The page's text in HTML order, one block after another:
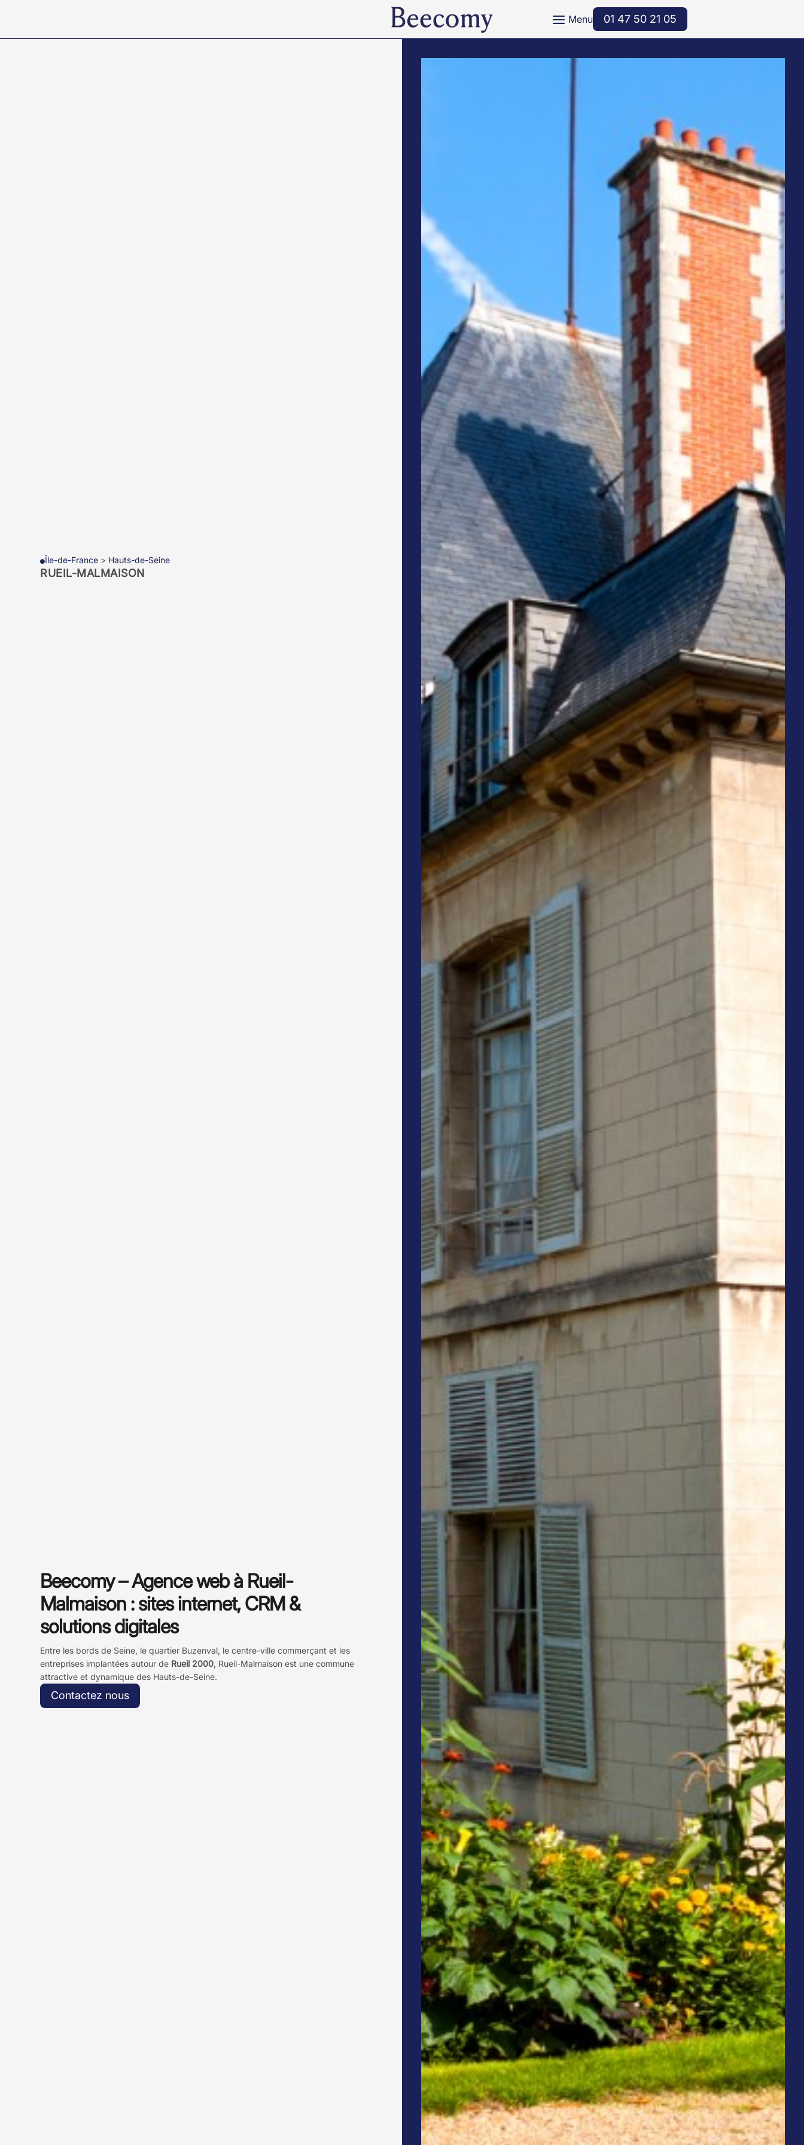
a Menu 01 47 50 21 05
Île-de-France > Hauts-de-Seine
RUEIL-MALMAISON
Beecomy – Agence web à Rueil-
Malmaison : sites internet, CRM &
solutions digitales
Entre les bords de Seine, le quartier Buzenval, le centre-ville commerçant et les
entreprises implantées autour de Rueil 2000, Rueil-Malmaison est une commune
attractive et dynamique des Hauts-de-Seine.
Contactez nous